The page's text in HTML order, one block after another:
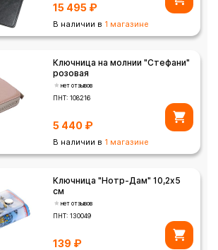
15 495 ₽
В наличии в 1 магазине
Ключница на молнии "Стефани"
розовая
нет отзывов
ПНТ:108216
5 440 ₽
В наличии в 1 магазине
Ключница "Нотр-Дам" 10,2х5
см
нет отзывов
ПНТ:130049
139 ₽